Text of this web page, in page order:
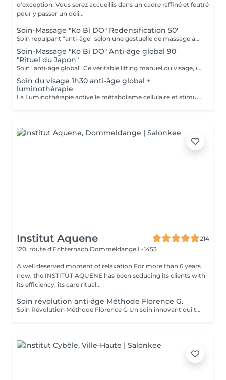
d'exception. Vous serez accueillis dans un cadre raffiné et feutré
pour y passer un déli...
Soin-Massage "Ko Bi DO" Redensification 50'
Soin repulpant "anti-âge" selon une gestuelle de massage active : le Ko-Bi-Do. Véritable lifting naturel du visage inspiré d'un rituel japonais associé à notre principe de Dermaponcture pour lisser efficacement les traits et tonifier le cou. Durant ce soin, nous utiliserons les produits spécifiques aux besoin de votre peau.
Soin-Massage "Ko Bi DO" Anti-âge global 90'
"Rituel du Japon"
Soin "anti-âge global" Ce véritable lifting manuel du visage, inspiré du massage japonais "Ko Bi Do"est associé à complexe anti-âge unique. vous retrouvez une peau tonifiée lissée et repulpée. et associés d'un masque aux vertus régénérantes, agit en profondeur sur les rides, la fermeté, les taches pigmentaires et l'éclat, et insiste sur le contour des yeux, la bouche, le décolleté. Vous retrouvé
Soin du visage 1h30 anti-âge global +
luminothérapie
La Luminothérapie active le métabolisme cellulaire et stimule la production de collagène et d'élastine. Au l des séances, la peau retrouve élasticité et éclat, les cicatrices s'atténuent, l'acné guérit. Le résultat est visible très rapidement. Les résultats attendus peuvent varier en fonction de chaque individu. Des études montrent en effet que la peau semble plus jeune et les rides plus atténuées dès la première utilisation de cette technologie. La lumière LED bleue est particulièrement efficace pour prévenir les éruptions cutanées puisqu'elle détruit les bactéries responsables de l'acné directement dans le derme. C'est scientifiquement prouvé !
Institut Aquene
214
120, route d'Echternach Dommeldange L-1453
A well deserved moment of relaxation For more than 6 years
now, the INSTITUT AQUENE has been seducing its clients with
its efficiency, its care ritual...
Soin révolution anti-âge Méthode Florence G.
Soin Révolution Méthode Florence G Un soin innovant qui transforme visiblement la qualité de la peau. Le Soin Révolution de la méthode Florence G est un protocole hautement technologique et manuel et 100 % naturel combinant des techniques exclusives de stimulation tissulaire, d'oxygénation cutanée et de remodelage facial. Ce soin nouvelle génération agit en profondeur pour relancer les fonctions naturelles de la peau, améliorer son aspect global et lui redonner toute sa vitalité sans l'abimer, sans douleur et sans éviction sociale. Les bénéfices du soin: - Lisse immédiatement les rides et ridules - Raffermit et redessine les contours du visage - Booste l'éclat et l'oxygénation - Réduit visiblement les signes de fatigue - Améliore la texture de la peau Les effets du soin vont s'accentuer encore pendant 3 à 4 semaines. C'est également un soin fantastique pour travailler les cicatrices (du corps également), les peaux atopiques, vergetures blanches ou violacées. AUCUNE ÉPILATION VISAGE NE POURRA ÊTRE FAITE PENDANT LE SOIN.